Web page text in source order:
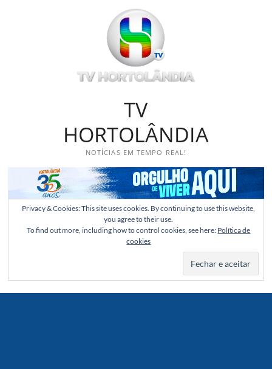
TV
HORTOLÂNDIA
NOTÍCIAS EM TEMPO REAL!
Privacy & Cookies: This site uses cookies. By continuing to use this website,
you agree to their use.
To find out more, including how to control cookies, see here: Política de
cookies